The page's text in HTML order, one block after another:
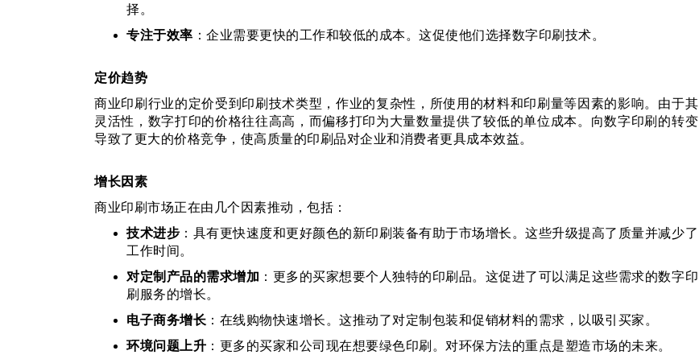
择。
专注于效率 ：企业需要更快的工作和较低的成本。这促使他们选择数字印刷技术。
定价趋势
商业印刷行业的定价受到印刷技术类型，作业的复杂性，所使用的材料和印刷量等因素的影响。由于其
灵活性，数字打印的价格往往高高，而偏移打印为大量数量提供了较低的单位成本。向数字印刷的转变
导致了更大的价格竞争，使高质量的印刷品对企业和消费者更具成本效益。
增长因素
商业印刷市场正在由几个因素推动，包括：
技术进步 ：具有更快速度和更好颜色的新印刷装备有助于市场增长。这些升级提高了质量并减少了
工作时间。
对定制产品的需求增加 ：更多的买家想要个人独特的印刷品。这促进了可以满足这些需求的数字印
刷服务的增长。
电子商务增长 ：在线购物快速增长。这推动了对定制包装和促销材料的需求，以吸引买家。
环境问题上升 ：更多的买家和公司现在想要绿色印刷。对环保方法的重点是塑造市场的未来。